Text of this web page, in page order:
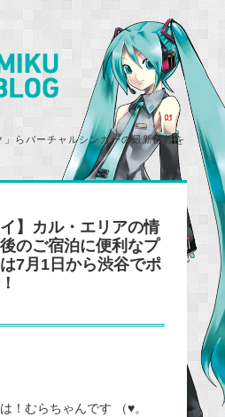
らバーチャルシンガーの最新情報を
】カル・エリアの情
のご宿泊に便利なプ
7月1日から渋谷でポ
！むらちゃんです （♥。